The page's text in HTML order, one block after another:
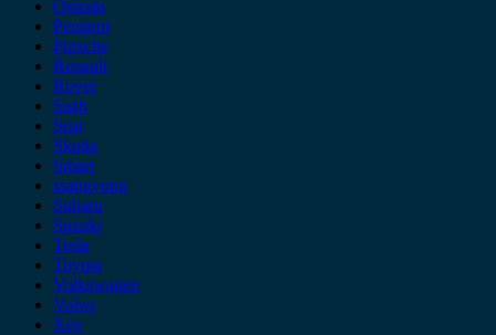
Omoda
Peugeot
Porsche
Renault
Rover
Saab
Seat
Skoda
Smart
ssangyong
Subaru
Suzuki
Tesla
Toyota
Volkswagen
Volvo
Xev